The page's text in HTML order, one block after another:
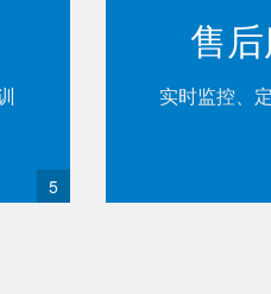
5
售
实时监控、